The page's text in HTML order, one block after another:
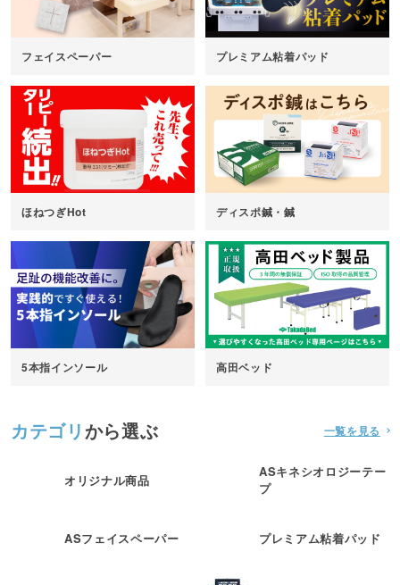
フェイスペーパー プレミアム粘着パッド
ほねつぎHot ディスポ鍼・鍼
5本指インソール 高田ベッド
カテゴリから選ぶ 一覧を見る
オリジナル商品
ASキネシオロジーテー
プ
ASフェイスペーパー プレミアム粘着パッド